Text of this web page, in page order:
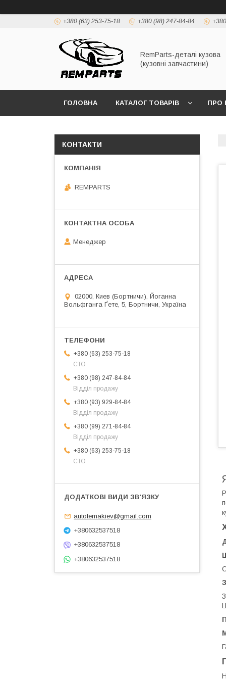
+380 (63) 253-75-18 +380 (98) 247-84-84
RemParts-деталі кузова
(кузовні запчастини)
ГОЛОВНА КАТАЛОГ ТОВАРІВ ПРО
КОНТАКТИ
REMPARTS
Менеджер
02000, Киев (Бортничи), Йоганна
Вольфганга Ґете, 5, Бортничи, Україна
+380 (63) 253-75-18
СТО
+380 (98) 247-84-84
Відділ продажу
+380 (93) 929-84-84
Відділ продажу
+380 (99) 271-84-84
Відділ продажу
+380 (63) 253-75-18
СТО
autotemakiev@gmail.com
+380632537518
+380632537518
+380632537518